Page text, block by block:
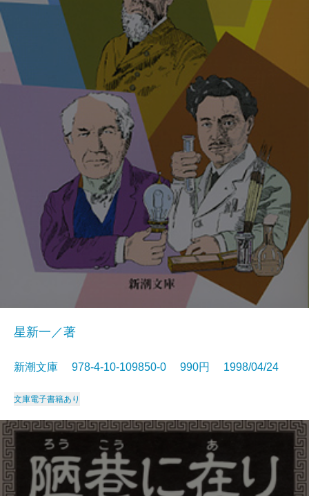
星新一／著
新潮文庫 978-4-10-109850-0 990円 1998/04/24
文庫電子書籍あり